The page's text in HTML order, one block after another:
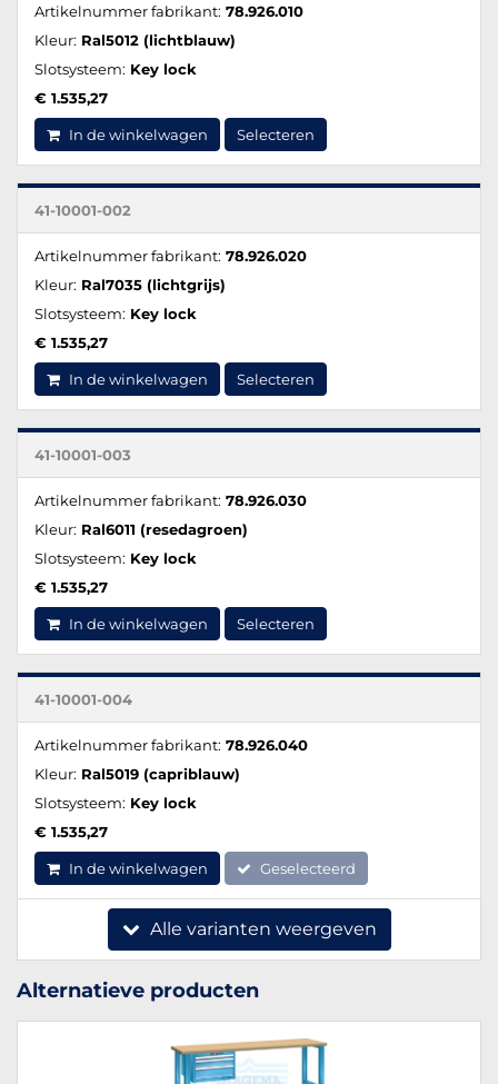
Artikelnummer fabrikant: 78.926.010
Kleur: Ral5012 (lichtblauw)
Slotsysteem: Key lock
€ 1.535,27
In de winkelwagen Selecteren
41-10001-002
Artikelnummer fabrikant: 78.926.020
Kleur: Ral7035 (lichtgrijs)
Slotsysteem: Key lock
€ 1.535,27
In de winkelwagen Selecteren
41-10001-003
Artikelnummer fabrikant: 78.926.030
Kleur: Ral6011 (resedagroen)
Slotsysteem: Key lock
€ 1.535,27
In de winkelwagen Selecteren
41-10001-004
Artikelnummer fabrikant: 78.926.040
Kleur: Ral5019 (capriblauw)
Slotsysteem: Key lock
€ 1.535,27
In de winkelwagen Geselecteerd
Alle varianten weergeven
Alternatieve producten